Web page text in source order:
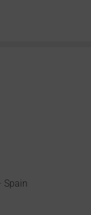
Spain